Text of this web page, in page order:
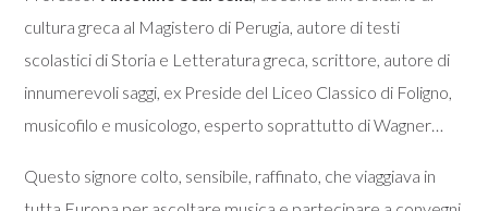
cultura greca al Magistero di Perugia, autore di testi
scolastici di Storia e Letteratura greca, scrittore, autore di
innumerevoli saggi, ex Preside del Liceo Classico di Foligno,
musicofilo e musicologo, esperto soprattutto di Wagner…
Questo signore colto, sensibile, raffinato, che viaggiava in